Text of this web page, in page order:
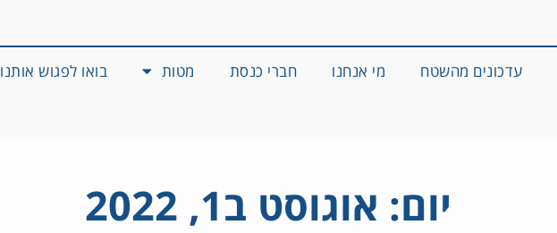
עדכונים מהשטח מי אנחנו חברי כנסת מטות בואו לפגוש אותנו
יום: אוגוסט ב1, 2022